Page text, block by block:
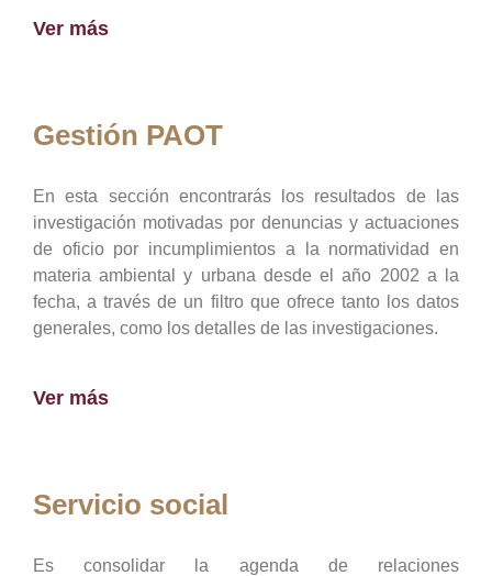
Ver más
Gestión PAOT
En esta sección encontrarás los resultados de las
investigación motivadas por denuncias y actuaciones
de oficio por incumplimientos a la normatividad en
materia ambiental y urbana desde el año 2002 a la
fecha, a través de un filtro que ofrece tanto los datos
generales, como los detalles de las investigaciones.
Ver más
Servicio social
Es consolidar la agenda de relaciones